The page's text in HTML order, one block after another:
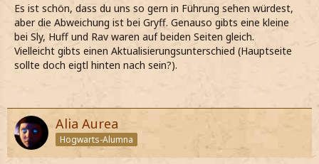
Es ist schön, dass du uns so gern in Führung sehen würdest,
aber die Abweichung ist bei Gryff. Genauso gibts eine kleine
bei Sly, Huff und Rav waren auf beiden Seiten gleich.
Vielleicht gibts einen Aktualisierungsunterschied (Hauptseite
sollte doch eigtl hinten nach sein?).
Alia Aurea
Hogwarts-Alumna